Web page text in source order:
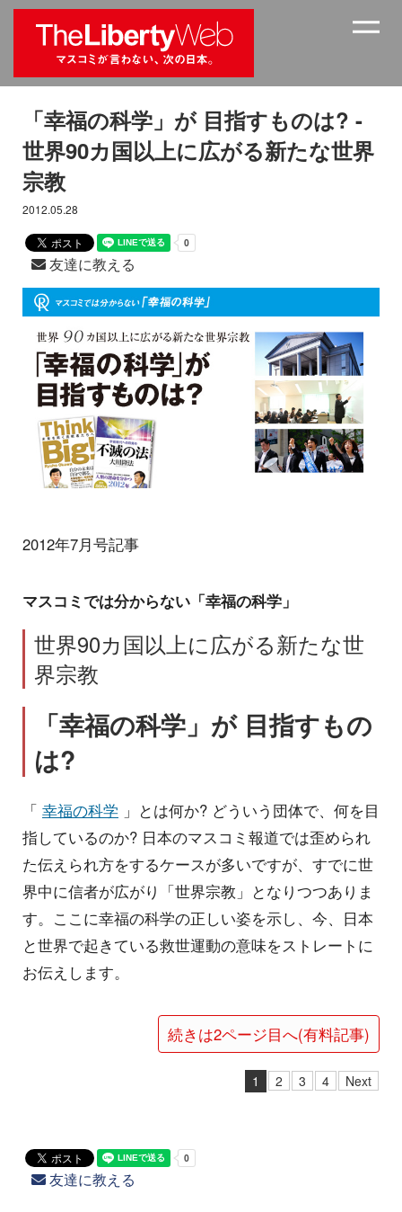
「幸福の科学」が 目指すものは? -
世界90カ国以上に広がる新たな世界
宗教
2012.05.28
友達に教える
2012年7月号記事
マスコミでは分からない「幸福の科学」
世界90カ国以上に広がる新たな世
界宗教
「幸福の科学」が 目指すもの
は?
「 幸福の科学 」とは何か? どういう団体で、何を目
指しているのか? 日本のマスコミ報道では歪められ
た伝えられ方をするケースが多いですが、すでに世
界中に信者が広がり「世界宗教」となりつつありま
す。ここに幸福の科学の正しい姿を示し、今、日本
と世界で起きている救世運動の意味をストレートに
お伝えします。
続きは2ページ目へ(有料記事)
1 2 3 4 Next
友達に教える